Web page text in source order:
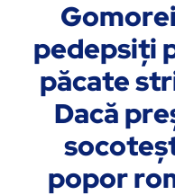
pedepsiţi
păcate
Dacă
popor